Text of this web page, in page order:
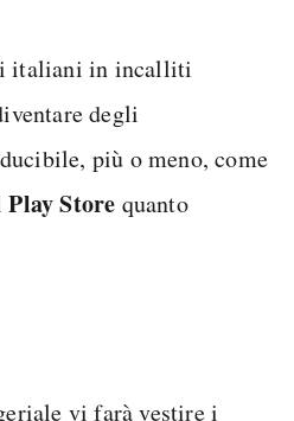
italiani in incalliti
degli
più o meno, come
Play Store quanto
vi farà vestire i